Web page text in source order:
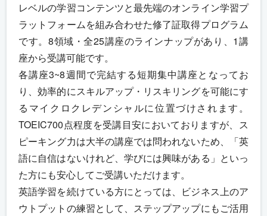
レベルの学習コンテンツと最先端のオンライン学習プ
ラットフォームを組み合わせた修了証取得プログラム
です。8領域・全25講座のラインナップがあり、1講
座から受講可能です。
各講座3~8週間で完結する短期集中講座となってお
り、効率的にスキルアップ・リスキリングを可能にす
るマイクロクレデンシャルに位置づけされます。
TOEIC700点程度を受講目安においておりますが、ス
ピーキング力は大半の講座では問われないため、「英
語に自信はないけれど、学びには興味がある」といっ
た方にも安心してご受講いただけます。
英語学習を続けている方にとっては、ビジネス上のア
ウトプットの練習として、ステップアップにもご活用